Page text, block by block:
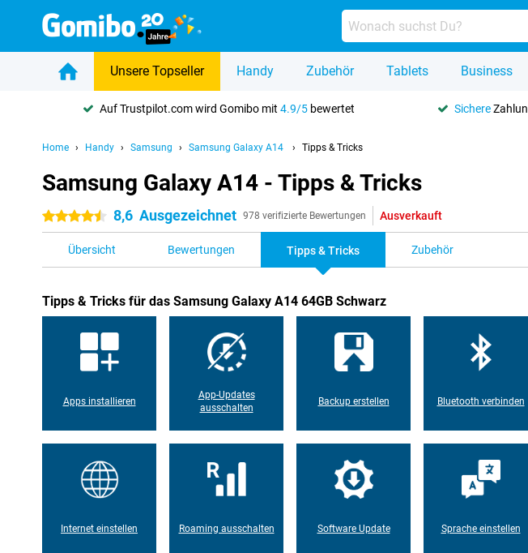
Unsere Topseller Handy Zubehör Tablets Business
Auf Trustpilot.com wird Gomibo mit4.9/5 bewertet Sichere
Home Handy Samsung Samsung Galaxy A14 Tipps & Tricks
Samsung Galaxy A14 - Tipps & Tricks
4.5 Sterne 8,6 Ausgezeichnet 978 verifizierte Bewertungen Ausverkauft
Übersicht Bewertungen Tipps & Tricks Zubehör
Tipps & Tricks für das Samsung Galaxy A14 64GB Schwarz
Apps installieren
App-Updates
ausschalten
Backup erstellen Bluetooth verbinden
Internet einstellen Roaming ausschalten Software Update Sprache einstellen